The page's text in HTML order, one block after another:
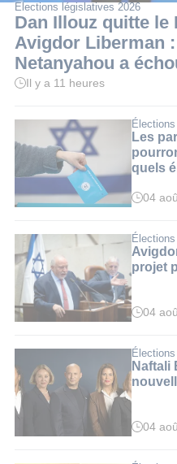
Élections législatives 2026
Dan Illouz quitte
Avigdor Liberman
Netanyahou a
Temps
:
min.
Il y a 11 heures
Les
quels
Temps
:
3
min.
04
projet
Temps
:
3
min.
04
Naftali
Temps
04